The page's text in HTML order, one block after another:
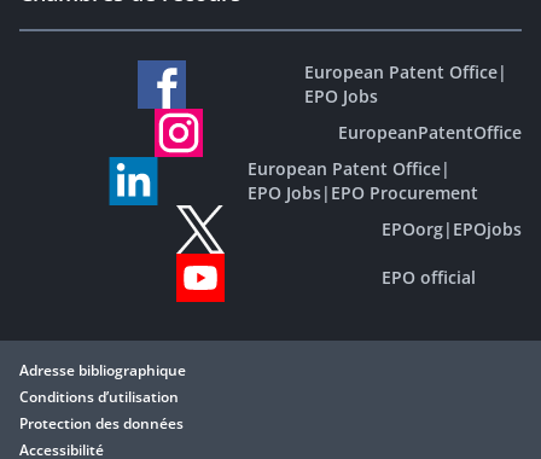
European Patent Office|
EPO Jobs
EuropeanPatentOffice
European Patent Office|
EPO Jobs| EPO Procurement
EPOorg| EPOjobs
EPO official
Adresse bibliographique
Conditions d’utilisation
Protection des données
Accessibilité